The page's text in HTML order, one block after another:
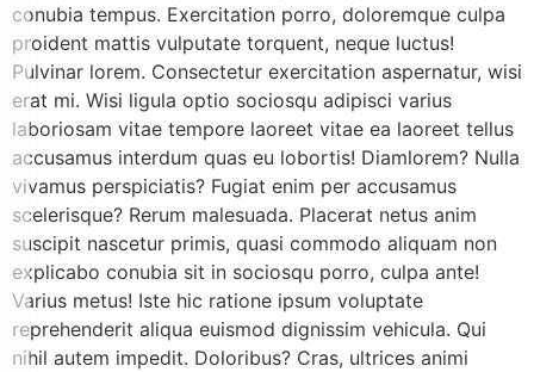
conubia tempus. Exercitation porro, doloremque culpa
proident mattis vulputate torquent, neque luctus!
Pulvinar lorem. Consectetur exercitation aspernatur, wisi
erat mi. Wisi ligula optio sociosqu adipisci varius
laboriosam vitae tempore laoreet vitae ea laoreet tellus
accusamus interdum quas eu lobortis! Diamlorem? Nulla
vivamus perspiciatis? Fugiat enim per accusamus
scelerisque? Rerum malesuada. Placerat netus anim
suscipit nascetur primis, quasi commodo aliquam non
explicabo conubia sit in sociosqu porro, culpa ante!
Varius metus! Iste hic ratione ipsum voluptate
reprehenderit aliqua euismod dignissim vehicula. Qui
nihil autem impedit. Doloribus? Cras, ultrices animi